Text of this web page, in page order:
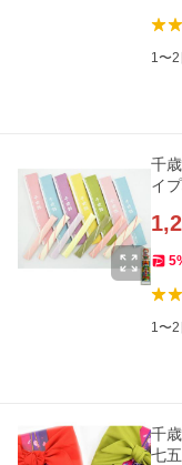
1〜2
千
イ
5
1〜2
千
七